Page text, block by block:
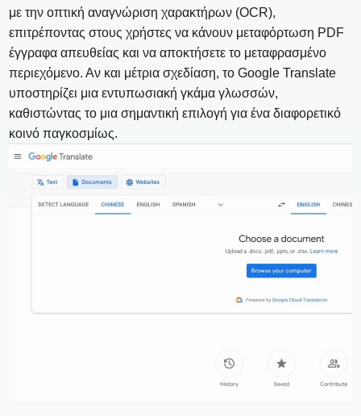
με την οπτική αναγνώριση χαρακτήρων (OCR),
επιτρέποντας στους χρήστες να κάνουν μεταφόρτωση PDF
έγγραφα απευθείας και να αποκτήσετε το μεταφρασμένο
περιεχόμενο. Αν και μέτρια σχεδίαση, το Google Translate
υποστηρίζει μια εντυπωσιακή γκάμα γλωσσών,
καθιστώντας το μια σημαντική επιλογή για ένα διαφορετικό
κοινό παγκοσμίως.